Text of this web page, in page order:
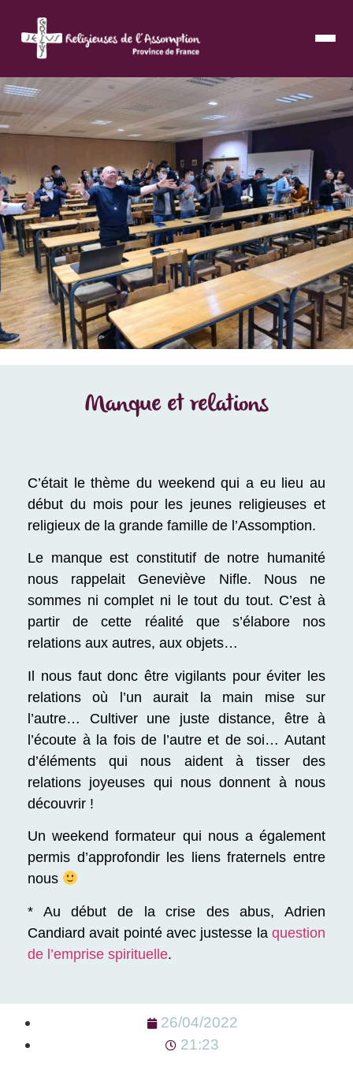
Manque et relations
C’était le thème du weekend qui a eu lieu au
début du mois pour les jeunes religieuses et
religieux de la grande famille de l’Assomption.
Le manque est constitutif de notre humanité
nous rappelait Geneviève Nifle. Nous ne
sommes ni complet ni le tout du tout. C’est à
partir de cette réalité que s’élabore nos
relations aux autres, aux objets…
Il nous faut donc être vigilants pour éviter les
relations où l’un aurait la main mise sur
l’autre… Cultiver une juste distance, être à
l’écoute à la fois de l’autre et de soi… Autant
d’éléments qui nous aident à tisser des
relations joyeuses qui nous donnent à nous
découvrir !
Un weekend formateur qui nous a également
permis d’approfondir les liens fraternels entre
nous
* Au début de la crise des abus, Adrien
Candiard avait pointé avec justesse la question
de l’emprise spirituelle.
26/04/2022
21:23